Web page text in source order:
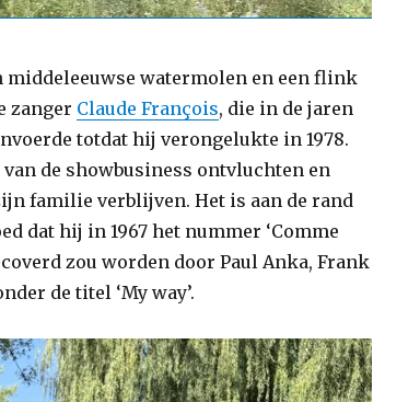
middeleeuwse watermolen en een flink
zanger Claude François, die in de jaren
totdat hij verongelukte in 1978.
de showbusiness ontvluchten en
familie verblijven. Het is aan de rand
dat hij in 1967 het nummer ‘Comme
zou worden door Paul Anka, Frank
de titel ‘My way’.